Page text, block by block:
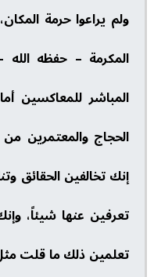
ولم يراعوا حرمة
المكرمة – حفظه
المباشر للمعاكسين
الحجاج والمعتمرين
إنك تخالفين الحقائق
تعرفين عنها شيئاً،
تعلمين ذلك ما قلت مثل